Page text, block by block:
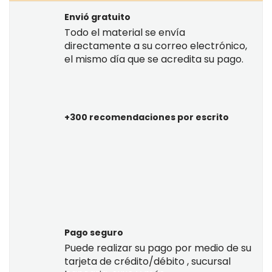
Envió gratuito
Todo el material se envía
directamente a su correo electrónico,
el mismo día que se acredita su pago.
+300 recomendaciones por escrito
Pago seguro
Puede realizar su pago por medio de su
tarjeta de crédito/débito , sucursal